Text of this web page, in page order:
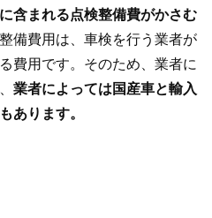
含まれる点検整備費がかさむ
備費用は、車検を行う業者が
費用です。そのため、業者に
業者によっては国産車と輸入
あります。